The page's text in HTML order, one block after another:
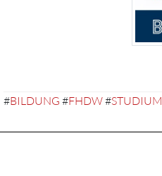
#BILDUNG #FHDW#STUDIUM